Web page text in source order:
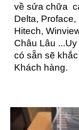
về sửa chữa
Delta,
Hitech,
Châu Lâu
có sẵn sẽ
Khách hàng.